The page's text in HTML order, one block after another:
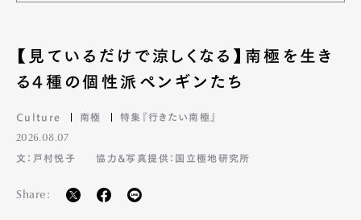
【見ているだけで涼しくなる】南極を生き
る4種の個性派ペンギンたち
Culture 南極 特集『行きたい南極』
2026.08.07
文：戸村悦子
協力&写真提供：国立極地研究所
Share: